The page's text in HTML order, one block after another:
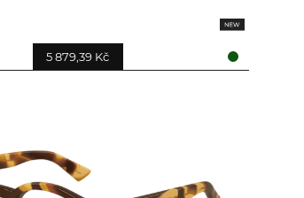
5 879,39 Kč